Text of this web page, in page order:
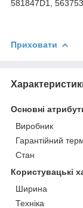
581847D1,
Приховати
Основні
Виробник
Гарантійний
Стан
Користувацькi
Ширина
Техніка